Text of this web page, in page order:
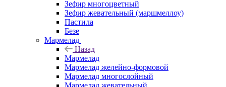
Зефир многоцветный
Зефир жевательный (маршмеллоу)
Пастила
Безе
Мармелад
Назад
Мармелад
Мармелад желейно-формовой
Мармелад многослойный
Мармелад жевательный